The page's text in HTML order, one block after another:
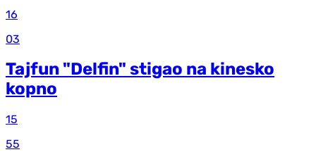
16
03
Tajfun "Delfin" stigao na kinesko
kopno
15
55